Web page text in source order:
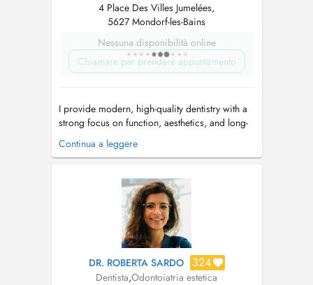
4 Place Des Villes Jumelées,
5627 Mondorf-les-Bains
Nessuna disponibilità online
Chiamare per prendere appuntamento
I provide modern, high-quality dentistry with a
strong focus on function, aesthetics, and long-
term stability. My clinical approach is based on
minimally invasive and biologically driven
pain management, and a deep understanding
of each patients needs, en...
Continua a leggere
DR. ROBERTA SARDO 324
Dentista,Odontoiatria estetica